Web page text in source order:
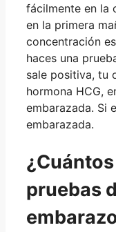
fácilmente en la
en la primera
concentración
haces una
sale positiva, tu
hormona HCG,
embarazada. Si
embarazada.
pruebas